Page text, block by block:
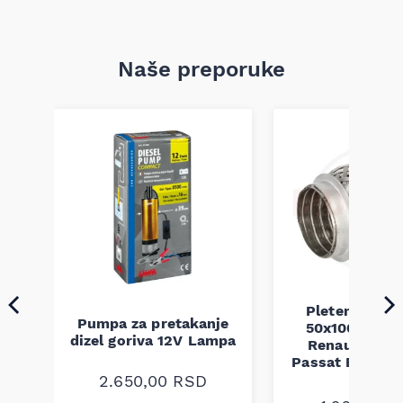
Naše preporuke
Pumpa za pretakanje
dizel goriva 12V Lampa
2.650,00 RSD
Pletenica
50x100 Audi
Renault
Passat B5